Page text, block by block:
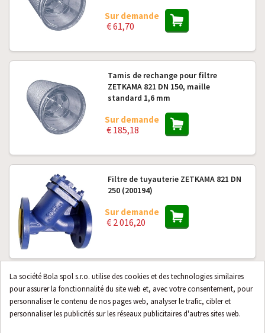
La société Bola spol s.r.o. utilise des cookies et des technologies similaires
pour assurer la fonctionnalité du site web et, avec votre consentement, pour
personnaliser le contenu de nos pages web, analyser le trafic, cibler et
personnaliser les publicités sur les réseaux publicitaires d'autres sites web.
Sur demande
€ 61,70
Tamis de rechange pour filtre
ZETKAMA 821 DN 150, maille
standard 1,6 mm
Sur demande
€ 185,18
Filtre de tuyauterie ZETKAMA 821 DN
250 (200194)
Sur demande
€ 2 016,20
Filtre de tuyauterie ZETKAMA 821 DN
300 (200195)
Sur demande